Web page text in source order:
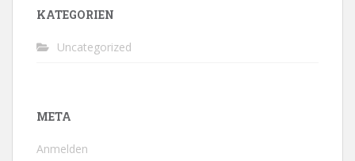
KATEGORIEN
Uncategorized
META
Anmelden